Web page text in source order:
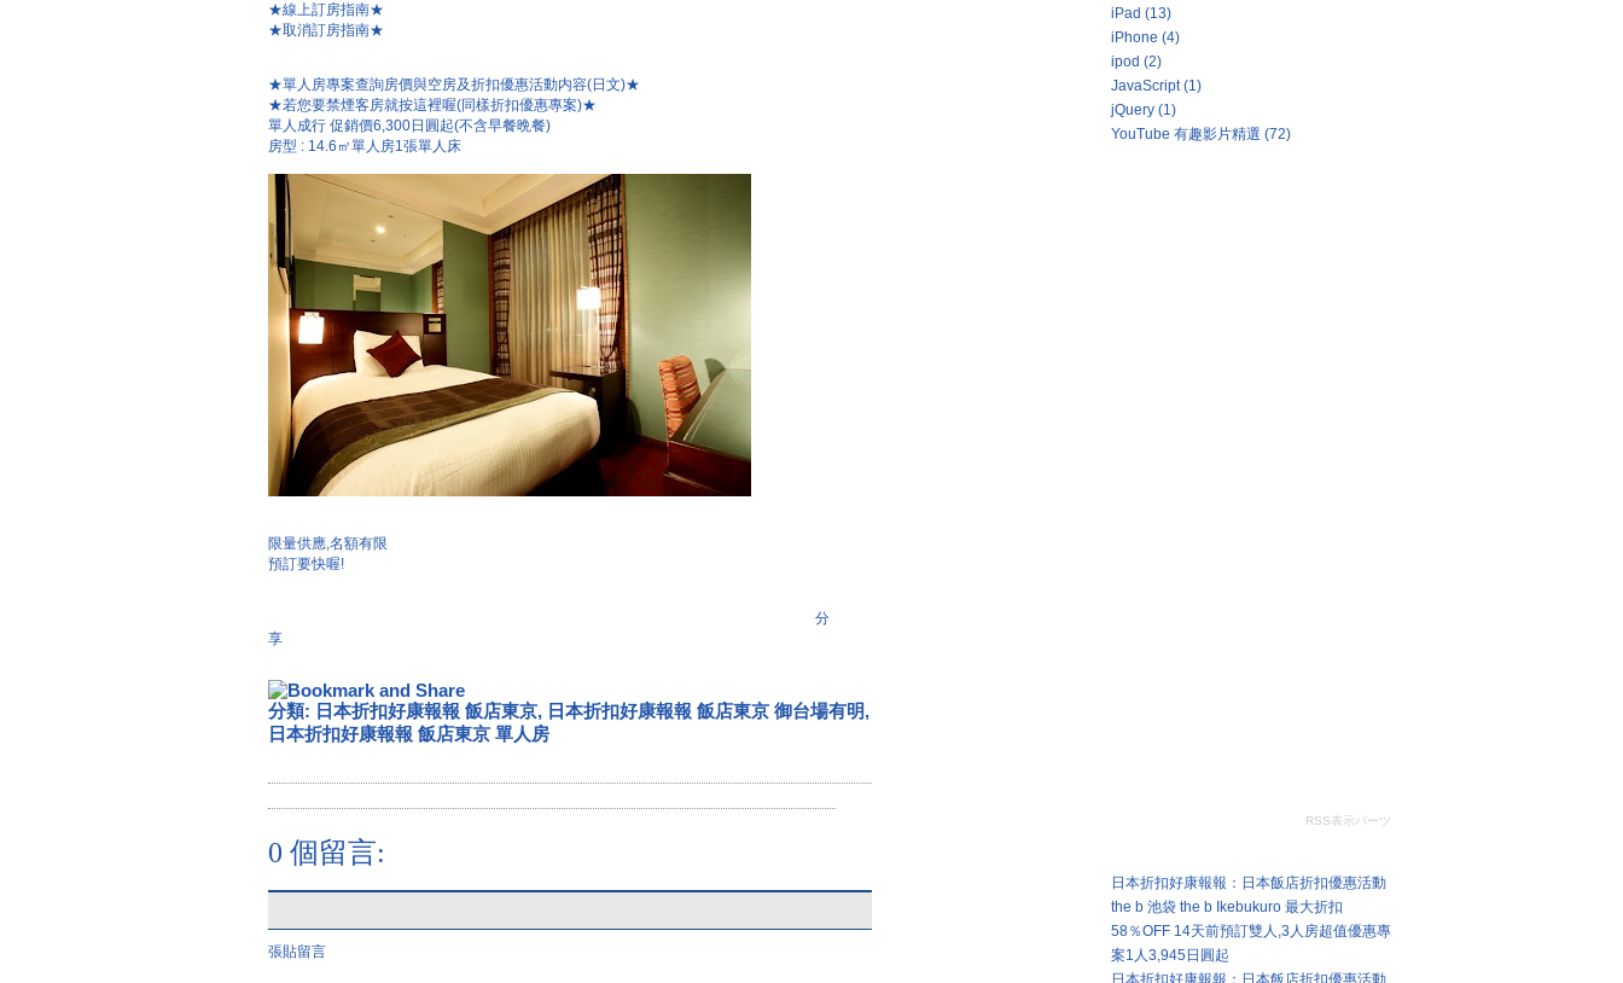
★線上訂房指南★
★取消訂房指南★
★單人房專案查詢房價與空房及折扣優惠活動内容(日文)★
★若您要禁煙客房就按這裡喔(同樣折扣優惠專案)★
單人成行 促銷價6,300日圓起(不含早餐晩餐)
房型 : 14.6㎡單人房1張單人床
限量供應,名額有限
預訂要快喔!
分
享
分類: 日本折扣好康報報 飯店東京, 日本折扣好康報報 飯店東京 御台場有明,
日本折扣好康報報 飯店東京 單人房
0 個留言:
張貼留言
iPad (13)
iPhone (4)
ipod (2)
JavaScript (1)
jQuery (1)
YouTube 有趣影片精選 (72)
RSS表示パーツ
日本折扣好康報報：日本飯店折扣優惠活動
the b 池袋 the b Ikebukuro 最大折扣
58％OFF 14天前預訂雙人,3人房超值優惠專
案1人3,945日圓起
日本折扣好康報報：日本飯店折扣優惠活動